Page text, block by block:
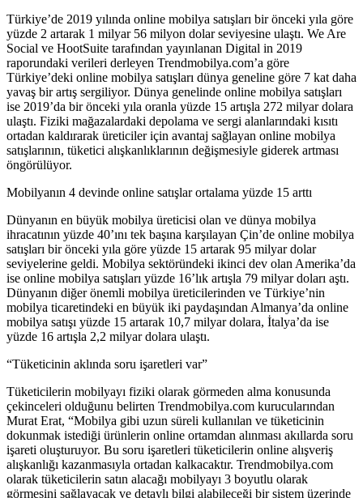
Türkiye’de 2019 yılında online mobilya satışları bir önceki yıla göre
yüzde 2 artarak 1 milyar 56 milyon dolar seviyesine ulaştı. We Are
Social ve HootSuite tarafından yayınlanan Digital in 2019
raporundaki verileri derleyen Trendmobilya.com’a göre
Türkiye’deki online mobilya satışları dünya geneline göre 7 kat daha
yavaş bir artış sergiliyor. Dünya genelinde online mobilya satışları
ise 2019’da bir önceki yıla oranla yüzde 15 artışla 272 milyar dolara
ulaştı. Fiziki mağazalardaki depolama ve sergi alanlarındaki kısıtı
ortadan kaldırarak üreticiler için avantaj sağlayan online mobilya
satışlarının, tüketici alışkanlıklarının değişmesiyle giderek artması
öngörülüyor.
Mobilyanın 4 devinde online satışlar ortalama yüzde 15 arttı
Dünyanın en büyük mobilya üreticisi olan ve dünya mobilya
ihracatının yüzde 40’ını tek başına karşılayan Çin’de online mobilya
satışları bir önceki yıla göre yüzde 15 artarak 95 milyar dolar
seviyelerine geldi. Mobilya sektöründeki ikinci dev olan Amerika’da
ise online mobilya satışları yüzde 16’lık artışla 79 milyar doları aştı.
Dünyanın diğer önemli mobilya üreticilerinden ve Türkiye’nin
mobilya ticaretindeki en büyük iki paydaşından Almanya’da online
mobilya satışı yüzde 15 artarak 10,7 milyar dolara, İtalya’da ise
yüzde 16 artışla 2,2 milyar dolara ulaştı.
“Tüketicinin aklında soru işaretleri var”
Tüketicilerin mobilyayı fiziki olarak görmeden alma konusunda
çekinceleri olduğunu belirten Trendmobilya.com kurucularından
Murat Erat, “Mobilya gibi uzun süreli kullanılan ve tüketicinin
dokunmak istediği ürünlerin online ortamdan alınması akıllarda soru
işareti oluşturuyor. Bu soru işaretleri tüketicilerin online alışveriş
alışkanlığı kazanmasıyla ortadan kalkacaktır. Trendmobilya.com
olarak tüketicilerin satın alacağı mobilyayı 3 boyutlu olarak
görmesini sağlayacak ve detaylı bilgi alabileceği bir sistem üzerinde